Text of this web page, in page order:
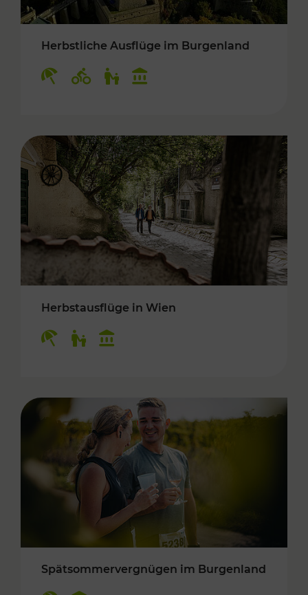
Herbstliche Ausflüge im Burgenland
Herbstausflüge in Wien
Spätsommervergnügen im Burgenland